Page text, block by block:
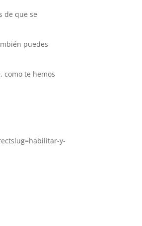
de que se
puedes
como te hemos
y-